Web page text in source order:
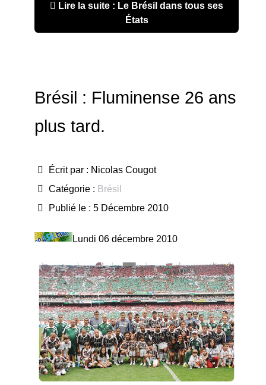
Lire la suite : Le Brésil dans tous ses
États
Brésil : Fluminense 26 ans
plus tard.
Écrit par : Nicolas Cougot
Catégorie : Brésil
Publié le : 5 Décembre 2010
Lundi 06 décembre 2010